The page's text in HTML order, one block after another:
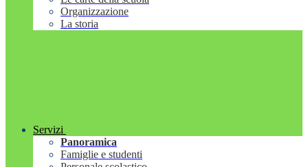
Organizzazione
La storia
Servizi
Panoramica
Famiglie e studenti